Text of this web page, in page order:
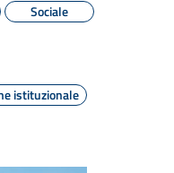
Sociale
istituzionale